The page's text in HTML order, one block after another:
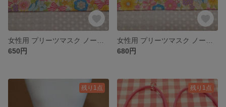
650円
680円
残り1点 残り1点